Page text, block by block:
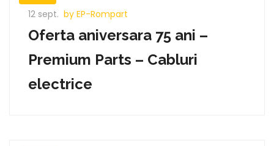
12 sept. by EP-Rompart
Oferta aniversara 75 ani –
Premium Parts – Cabluri
electrice